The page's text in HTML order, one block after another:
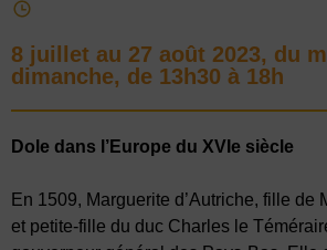
8 juillet au 27 août 2023, du
dimanche, de 13h30 à 18h
Dole dans l’Europe du XVIe siècle
En 1509, Marguerite d’Autriche, fille de
et petite-fille du duc Charles le